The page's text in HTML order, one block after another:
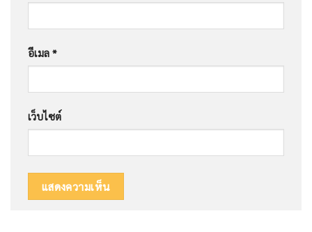
อีเมล *
เว็บไซต์